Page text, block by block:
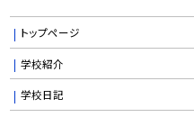
トップページ
学校紹介
学校日記